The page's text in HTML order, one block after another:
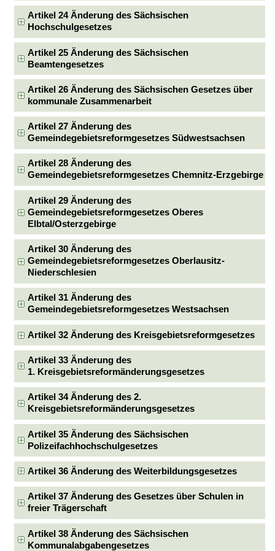
Artikel 24 Änderung des Sächsischen
Hochschulgesetzes
Artikel 25 Änderung des Sächsischen
Beamtengesetzes
Artikel 26 Änderung des Sächsischen Gesetzes über
kommunale Zusammenarbeit
Artikel 27 Änderung des
Gemeindegebietsreformgesetzes Südwestsachsen
Artikel 28 Änderung des
Gemeindegebietsreformgesetzes Chemnitz-Erzgebirge
Artikel 29 Änderung des
Gemeindegebietsreformgesetzes Oberes
Elbtal/Osterzgebirge
Artikel 30 Änderung des
Gemeindegebietsreformgesetzes Oberlausitz-
Niederschlesien
Artikel 31 Änderung des
Gemeindegebietsreformgesetzes Westsachsen
Artikel 32 Änderung des Kreisgebietsreformgesetzes
Artikel 33 Änderung des
1. Kreisgebietsreformänderungsgesetzes
Artikel 34 Änderung des 2.
Kreisgebietsreformänderungsgesetzes
Artikel 35 Änderung des Sächsischen
Polizeifachhochschulgesetzes
Artikel 36 Änderung des Weiterbildungsgesetzes
Artikel 37 Änderung des Gesetzes über Schulen in
freier Trägerschaft
Artikel 38 Änderung des Sächsischen
Kommunalabgabengesetzes